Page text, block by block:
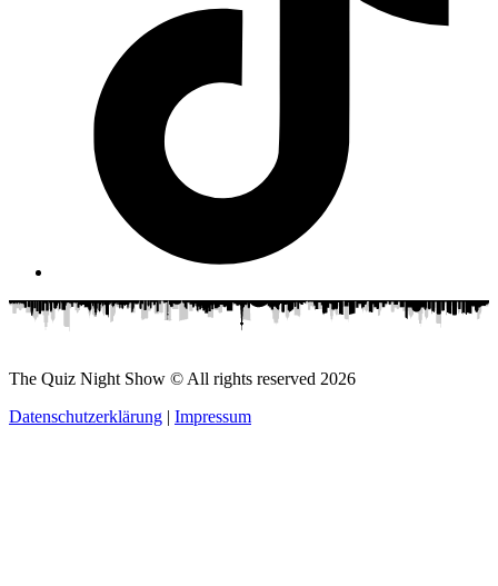
The Quiz Night Show © All rights reserved 2026
Datenschutzerklärung | Impressum